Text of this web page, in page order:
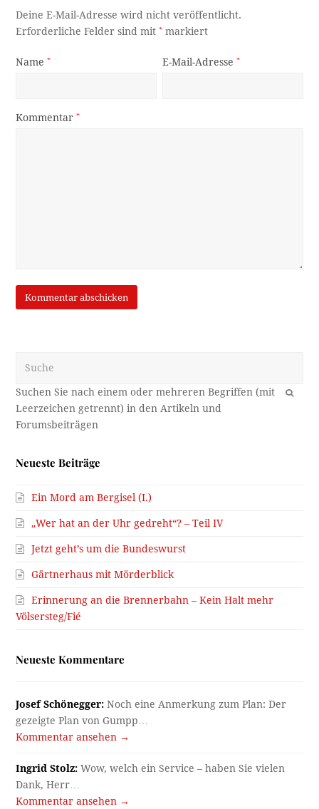
Deine E-Mail-Adresse wird nicht veröffentlicht.
Erforderliche Felder sind mit* markiert
Name* E-Mail-Adresse*
Kommentar*
OK
Neueste Beiträge
Ein Mord am Bergisel (I.)
„Wer hat an der Uhr gedreht“? – Teil IV
Jetzt geht’s um die Bundeswurst
Gärtnerhaus mit Mörderblick
Erinnerung an die Brennerbahn – Kein Halt mehr
Völsersteg/Fié
Neueste Kommentare
Josef Schönegger: Noch eine Anmerkung zum Plan: Der
gezeigte Plan von Gumpp…
Kommentar ansehen →
Ingrid Stolz: Wow, welch ein Service – haben Sie vielen
Dank, Herr…
Kommentar ansehen →